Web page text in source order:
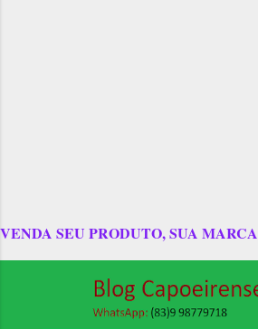
VENDA SEU PRODUTO, SUA MARCA